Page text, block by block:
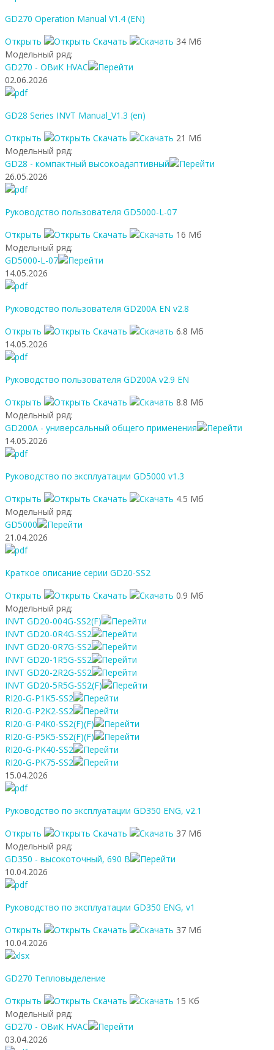
GD270 Operation Manual V1.4 (EN)
Открыть
Скачать
34 Мб
Модельный ряд:
GD270 - ОВиК HVAC
02.06.2026
GD28 Series INVT Manual_V1.3 (en)
Открыть
Скачать
21 Мб
Модельный ряд:
GD28 - компактный высокоадаптивный
26.05.2026
Руководство пользователя GD5000-L-07
Открыть
Скачать
16 Мб
Модельный ряд:
GD5000-L-07
14.05.2026
Руководство пользователя GD200A EN v2.8
Открыть
Скачать
6.8 Мб
14.05.2026
Руководство пользователя GD200A v2.9 EN
Открыть
Скачать
8.8 Мб
Модельный ряд:
GD200A - универсальный общего применения
14.05.2026
Руководство по эксплуатации GD5000 v1.3
Открыть
Скачать
4.5 Мб
Модельный ряд:
GD5000
21.04.2026
Краткое описание серии GD20-SS2
Открыть
Скачать
0.9 Мб
Модельный ряд:
INVT GD20-004G-SS2(F)
INVT GD20-0R4G-SS2
INVT GD20-0R7G-SS2
INVT GD20-1R5G-SS2
INVT GD20-2R2G-SS2
INVT GD20-5R5G-SS2(F)
RI20-G-P1K5-SS2
RI20-G-P2K2-SS2
RI20-G-P4K0-SS2(F)(F)
RI20-G-P5K5-SS2(F)(F)
RI20-G-PK40-SS2
RI20-G-PK75-SS2
15.04.2026
Руководство по эксплуатации GD350 ENG, v2.1
Открыть
Скачать
37 Мб
Модельный ряд:
GD350 - высокоточный, 690 В
10.04.2026
Руководство по эксплуатации GD350 ENG, v1
Открыть
Скачать
37 Мб
10.04.2026
GD270 Тепловыделение
Открыть
Скачать
15 Кб
Модельный ряд:
GD270 - ОВиК HVAC
03.04.2026